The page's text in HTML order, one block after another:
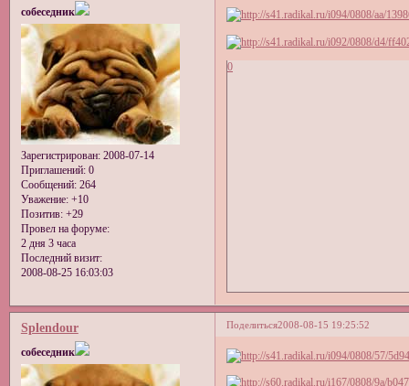
собеседник
Зарегистрирован: 2008-07-14
Приглашений:0
Сообщений:264
Уважение: +10
Позитив: +29
Провел на форуме:
2 дня 3 часа
Последний визит:
2008-08-25 16:03:03
0
Поделиться2008-08-15 19:25:52
Splendour
собеседник